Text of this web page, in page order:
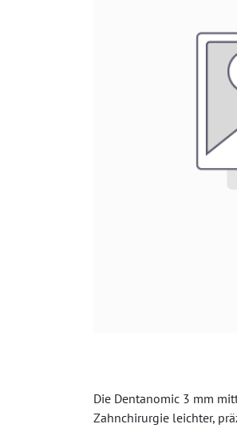
Die Dentanomic 3 mm
Zahnchirurgie leichter,